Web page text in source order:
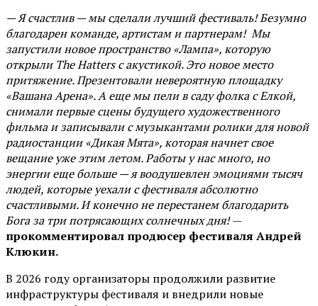
— Я счастлив — мы сделали лучший фестиваль! Безумно
благодарен команде, артистам и партнерам! Мы
запустили новое пространство «Лампа», которую
открыли The Hatters с акустикой. Это новое место
притяжение. Презентовали невероятную площадку
«Вашана Арена». А еще мы пели в саду фолка с Елкой,
снимали первые сцены будущего художественного
фильма и записывали с музыкантами ролики для новой
радиостанции «Дикая Мята», которая начнет свое
вещание уже этим летом. Работы у нас много, но
энергии еще больше — я воодушевлен эмоциями тысяч
людей, которые уехали с фестиваля абсолютно
счастливыми. И конечно не перестанем благодарить
Бога за три потрясающих солнечных дня!—
прокомментировал продюсер фестиваля Андрей
Клюкин.
В 2026 году организаторы продолжили развитие
инфраструктуры фестиваля и внедрили новые